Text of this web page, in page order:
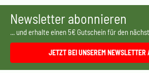
Newsletter abonnieren
... und erhalte einen 5€ Gutschein für den
JETZT BEI UNSEREM NEWSLETTER